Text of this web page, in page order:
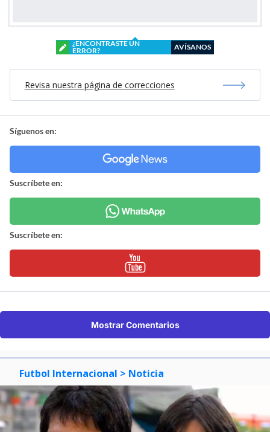
¿ENCONTRASTE UN
ERROR?
AVÍSANOS
Revisa nuestra página de correcciones
Síguenos en:
Suscríbete en:
Suscríbete en:
Mostrar Comentarios
Futbol Internacional > Noticia